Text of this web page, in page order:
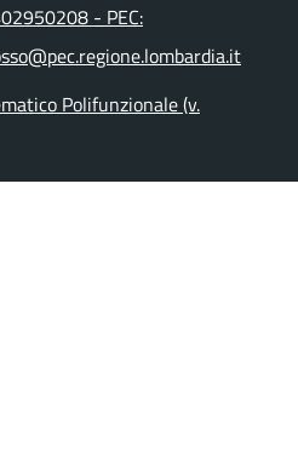
- PEC:
Polifunzionale (v.